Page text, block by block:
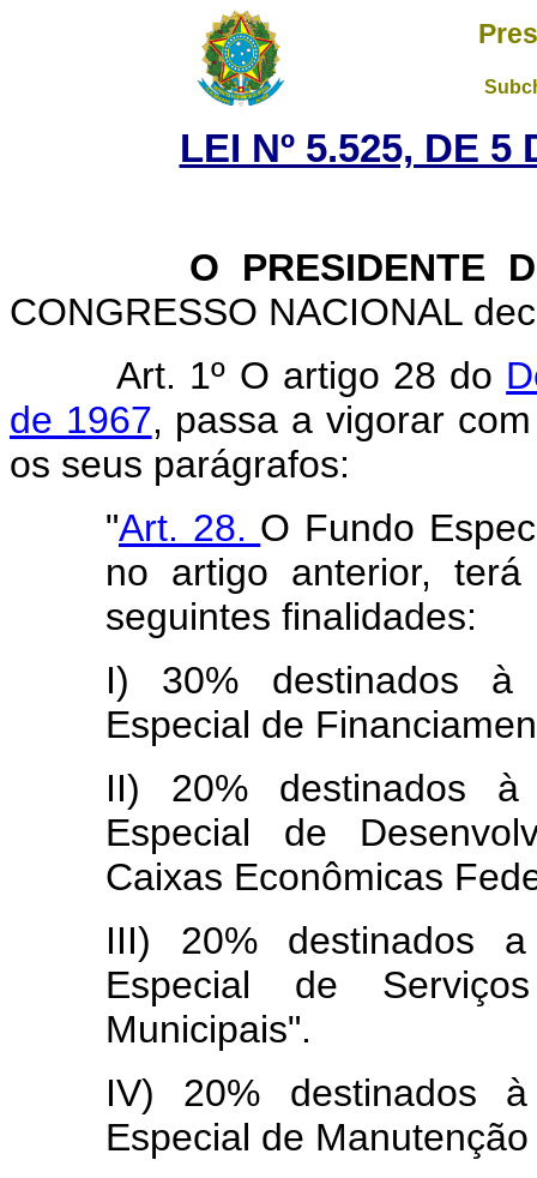
LEI Nº 5.525, DE 5
O PRESIDENTE DA
CONGRESSO NACIONAL
Art. 1º O artigo 28 do
de 1967, passa a vigorar
os seus parágrafos:
"Art. 28. O Fundo
no artigo anterior,
seguintes finalidades:
I) 30% destinados à
Especial de
II) 20% destinados
Especial de
Caixas Econômicas
III) 20% destinados
Especial de
Municipais".
IV) 20% destinados
Especial de